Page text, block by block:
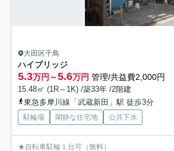
大田区千鳥
ハイブリッジ
5.3万円～5.6万円 管理/共益費2,000円
15.48㎡ (1R～1K) /築33年 /2階建
東急多摩川線「武蔵新田」駅 徒歩3分
駐輪場 閑静な住宅地 公共下水
★自転車駐輪１台可（無料）